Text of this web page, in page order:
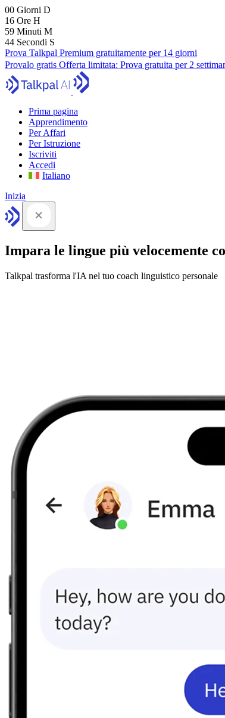
00 Giorni D
16 Ore H
59 Minuti M
43 Secondi S
Prova Talkpal Premium gratuitamente per 14 giorni
Provalo gratis Offerta limitata: Prova gratuita per 2
Prima pagina
Apprendimento
Per Affari
Per Istruzione
Iscriviti
Accedi
Italiano
Inizia
Impara le lingue più velocemente
Talkpal trasforma l'IA nel tuo coach linguistico personale